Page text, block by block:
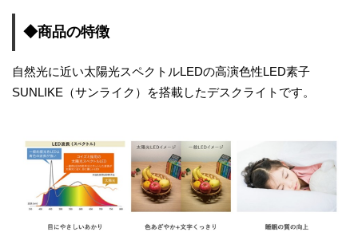
◆商品の特徴
自然光に近い太陽光スペクトルLEDの高演色性LED素子
SUNLIKE（サンライク）を搭載したデスクライトです。